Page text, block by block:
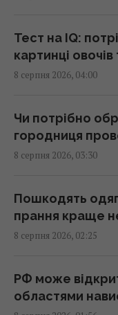
04:22 субота, 08 серпня
Чи справді
03:10 субота, 08 серпня
Трамп неохоче
заходів, - WSJ
02:56 субота, 08 серпня
щодо
02:23 субота, 08 серпня
Тест на IQ:
картинці овочів
8 серпня 2026, 04:00
Чи потрібно
городниця
8 серпня 2026, 03:30
Пошкодять одяг
прання краще
8 серпня 2026, 02:25
РФ може
областями